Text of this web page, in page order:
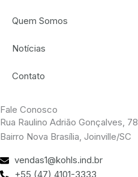
Quem Somos
Notícias
Contato
Fale Conosco
Rua Raulino Adrião Gonçalves, 78
Bairro Nova Brasília, Joinville/SC
vendas1@kohls.ind.br
+55 (47) 4101-3333